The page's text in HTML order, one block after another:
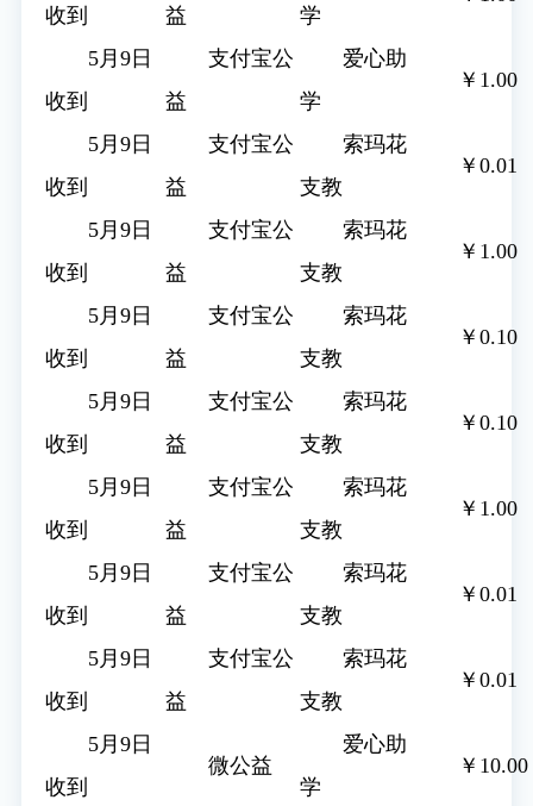
收到 益 学
5月9日
收到
支付宝公
益
爱心助
学
￥1.00
5月9日
收到
支付宝公
益
索玛花
支教
￥0.01
5月9日
收到
支付宝公
益
索玛花
支教
￥1.00
5月9日
收到
支付宝公
益
索玛花
支教
￥0.10
5月9日
收到
支付宝公
益
索玛花
支教
￥0.10
5月9日
收到
支付宝公
益
索玛花
支教
￥1.00
5月9日
收到
支付宝公
益
索玛花
支教
￥0.01
5月9日
收到
支付宝公
益
索玛花
支教
￥0.01
5月9日
收到
微公益
爱心助
学
￥10.00